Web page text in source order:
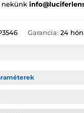
nekünk
Garancia: 24